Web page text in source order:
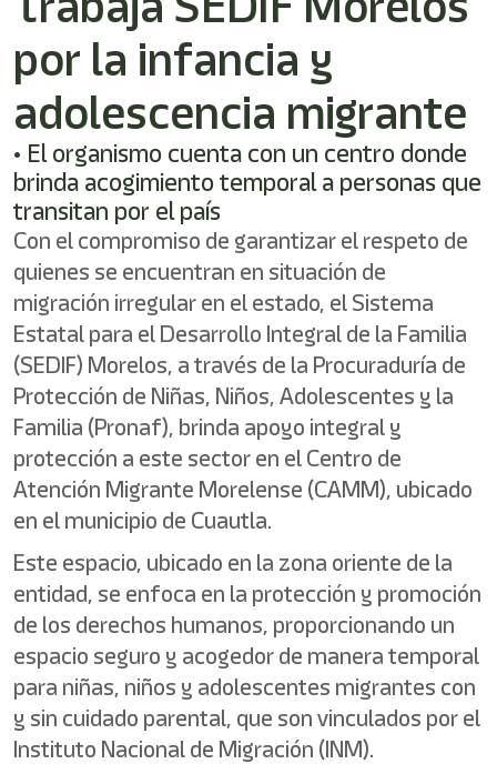
por la infancia y
adolescencia migrante
• El organismo cuenta con un centro donde
brinda acogimiento temporal a personas que
transitan por el país
Con el compromiso de garantizar el respeto de
quienes se encuentran en situación de
migración irregular en el estado, el Sistema
Estatal para el Desarrollo Integral de la Familia
(SEDIF) Morelos, a través de la Procuraduría de
Protección de Niñas, Niños, Adolescentes y la
Familia (Pronaf), brinda apoyo integral y
protección a este sector en el Centro de
Atención Migrante Morelense (CAMM), ubicado
en el municipio de Cuautla.
Este espacio, ubicado en la zona oriente de la
entidad, se enfoca en la protección y promoción
de los derechos humanos, proporcionando un
espacio seguro y acogedor de manera temporal
para niñas, niños y adolescentes migrantes con
y sin cuidado parental, que son vinculados por el
Instituto Nacional de Migración (INM).